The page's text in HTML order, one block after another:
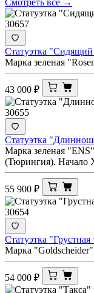
30657
Статуэтка
Марка зеленая
43 000 ₽
30655
Статуэтка
Марка зеленая
(Тюрингия). Начало
55 900 ₽
30654
Статуэтка "Грустная
Марка
54 000 ₽